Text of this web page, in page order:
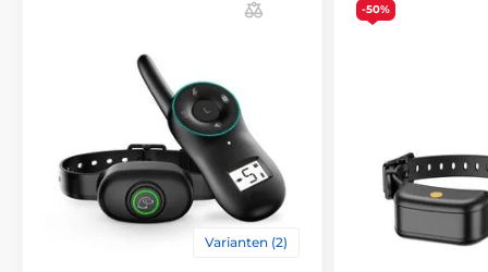
Reichweite bis zu 600 Metern
Taste für jede Funktion
Ton, Vibration und Licht
Akkulaufzeit bis zu 8 Wochen
niedriger Kaufpreis
Varianten (2)
-50%